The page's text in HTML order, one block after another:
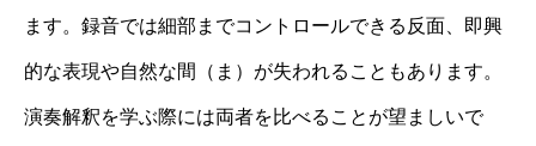
ます。録音では細部までコントロールできる反面、即興
的な表現や自然な間（ま）が失われることもあります。
演奏解釈を学ぶ際には両者を比べることが望ましいで